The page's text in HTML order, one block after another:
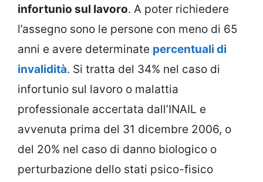
infortunio sul lavoro. A poter richiedere
l’assegno sono le persone con meno di 65
anni e avere determinate percentuali di
invalidità. Si tratta del 34% nel caso di
infortunio sul lavoro o malattia
professionale accertata dall’INAIL e
avvenuta prima del 31 dicembre 2006, o
del 20% nel caso di danno biologico o
perturbazione dello stati psico-fisico